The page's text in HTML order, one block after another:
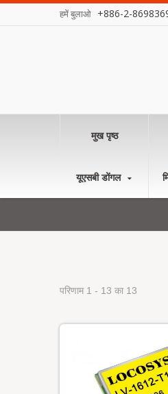
हमें बुलाओ +886-2-
मुख पृष्ठ
यूएसबी डोंगल
परिणाम 1 - 13 का 13